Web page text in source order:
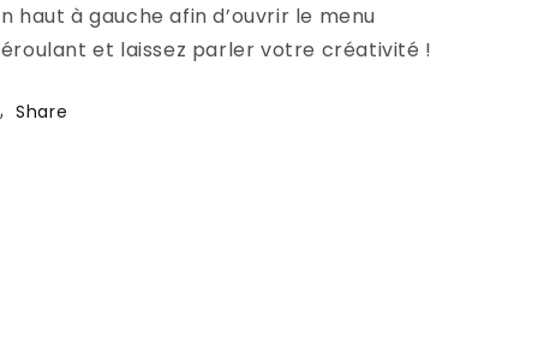
haut à gauche afin d’ouvrir le menu
et laissez parler votre créativité !
Share